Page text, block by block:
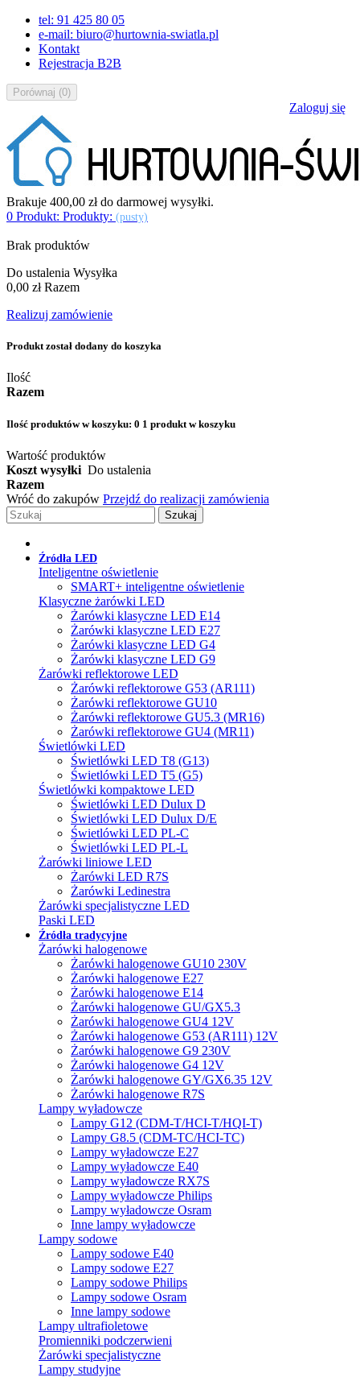
tel: 91 425 80 05
e-mail: biuro@hurtownia-swiatla.pl
Kontakt
Rejestracja B2B
Porównaj (0)
Zaloguj się
Brakuje 400,00 złdo darmowej wysyłki.
0 Produkt: Produkty: (pusty)
Brak produktów
Do ustalenia Wysyłka
0,00 zł Razem
Realizuj zamówienie
Produkt został dodany do koszyka
Ilość
Razem
Ilość produktów w koszyku: 0 1 produkt w koszyku
Wartość produktów
Koszt wysyłki Do ustalenia
Razem
Wróć do zakupów Przejdź do realizacji zamówienia
Szukaj
Źródła LED
Inteligentne oświetlenie
SMART+ inteligentne oświetlenie
Klasyczne żarówki LED
Żarówki klasyczne LED E14
Żarówki klasyczne LED E27
Żarówki klasyczne LED G4
Żarówki klasyczne LED G9
Żarówki reflektorowe LED
Żarówki reflektorowe G53 (AR111)
Żarówki reflektorowe GU10
Żarówki reflektorowe GU5.3 (MR16)
Żarówki reflektorowe GU4 (MR11)
Świetlówki LED
Świetlówki LED T8 (G13)
Świetlówki LED T5 (G5)
Świetlówki kompaktowe LED
Świetlówki LED Dulux D
Świetlówki LED Dulux D/E
Świetlówki LED PL-C
Świetlówki LED PL-L
Żarówki liniowe LED
Żarówki LED R7S
Żarówki Ledinestra
Żarówki specjalistyczne LED
Paski LED
Źródła tradycyjne
Żarówki halogenowe
Żarówki halogenowe GU10 230V
Żarówki halogenowe E27
Żarówki halogenowe E14
Żarówki halogenowe GU/GX5.3
Żarówki halogenowe GU4 12V
Żarówki halogenowe G53 (AR111) 12V
Żarówki halogenowe G9 230V
Żarówki halogenowe G4 12V
Żarówki halogenowe GY/GX6.35 12V
Żarówki halogenowe R7S
Lampy wyładowcze
Lampy G12 (CDM-T/HCI-T/HQI-T)
Lampy G8.5 (CDM-TC/HCI-TC)
Lampy wyładowcze E27
Lampy wyładowcze E40
Lampy wyładowcze RX7S
Lampy wyładowcze Philips
Lampy wyładowcze Osram
Inne lampy wyładowcze
Lampy sodowe
Lampy sodowe E40
Lampy sodowe E27
Lampy sodowe Philips
Lampy sodowe Osram
Inne lampy sodowe
Lampy ultrafioletowe
Promienniki podczerwieni
Żarówki specjalistyczne
Lampy studyjne